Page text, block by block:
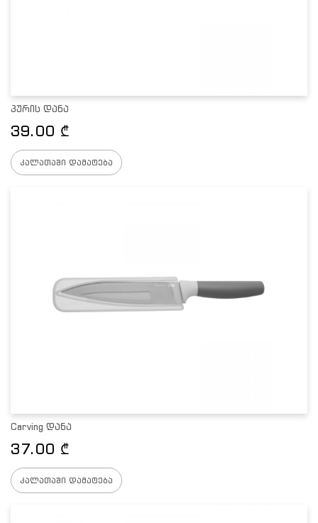
პურის დანა
39.00 ₾
კალათაში დამატება
Carving დანა
37.00 ₾
კალათაში დამატება